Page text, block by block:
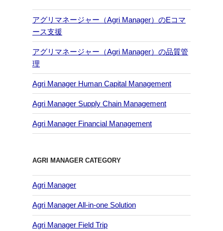
アグリマネージャー（Agri Manager）のEコマ
ース支援
アグリマネージャー（Agri Manager）の品質管
理
Agri Manager Human Capital Management
Agri Manager Supply Chain Management
Agri Manager Financial Management
AGRI MANAGER CATEGORY
Agri Manager
Agri Manager All-in-one Solution
Agri Manager Field Trip